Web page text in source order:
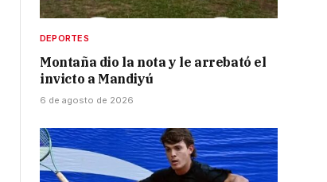
DEPORTES
Montaña dio la nota y le arrebató el
invicto a Mandiyú
6 de agosto de 2026